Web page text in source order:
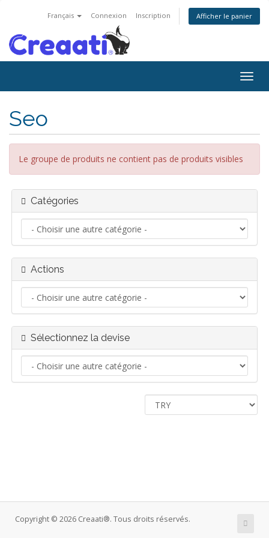
Français Connexion Inscription Afficher le panier
la
Seo
Le groupe de produits ne contient pas de produits visibles
Catégories
Actions
Sélectionnez la devise
Copyright © 2026 Creaati®. Tous droits réservés.